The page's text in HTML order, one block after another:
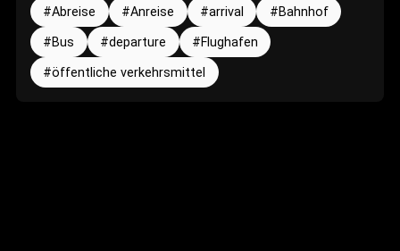
Abreise Anreise arrival
Bahnhof
Bus
departure
Flughafen
öffentliche verkehrsmittel